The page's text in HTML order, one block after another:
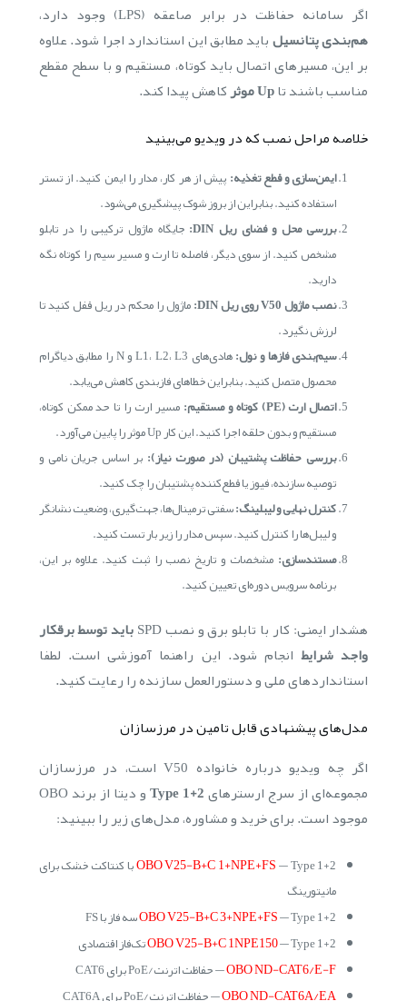
اگر سامانه حفاظت در برابر صاعقه (LPS) وجود دارد،
هم‌بندی پتانسیلباید مطابق این استاندارد اجرا شود. علاوه
بر این، مسیرهای اتصال باید کوتاه، مستقیم و با سطح مقطع
مناسب باشند تاUp موثر
کاهش پیدا کند.
خلاصه مراحل نصب که در ویدیو می‌بینید
ایمن‌سازی و قطع تغذیه:پیش از هر کار، مدار را ایمن کنید. از تستر
استفاده کنید. بنابراین از بروز شوک پیشگیری می‌شود.
بررسی محل و فضای ریل DIN:
جایگاه ماژول ترکیبی را در تابلو
مشخص کنید. از سوی دیگر، فاصله تا ارت و مسیر سیم را کوتاه نگه
دارید.
نصب ماژول V50 روی ریل DIN:
ماژول را محکم در ریل قفل کنید تا
لرزش نگیرد.
سیم‌بندی فازها و نول:
هادی‌های L1، L2، L3 و N را مطابق دیاگرام
محصول متصل کنید. بنابراین خطاهای فازبندی کاهش می‌یابد.
اتصال ارت (PE) کوتاه و مستقیم:
مسیر ارت را تا حد ممکن کوتاه،
مستقیم و بدون حلقه اجرا کنید. این کار Up موثر را پایین می‌آورد.
بررسی حفاظت پشتیبان (در صورت نیاز): بر اساس جریان نامی و
توصیه سازنده، فیوز یا قطع‌کننده پشتیبان را چک کنید.
کنترل نهایی و لیبلینگ:سفتی ترمینال‌ها، جهت‌گیری، وضعیت نشانگر
و لیبل‌ها را کنترل کنید. سپس مدار را زیر بار تست کنید.
مستندسازی: مشخصات و تاریخ نصب را ثبت کنید. علاوه بر این،
برنامه سرویس دوره‌ای تعیین کنید.
هشدار ایمنی: کار با تابلو برق و نصب SPD
باید توسط برقکار
واجد شرایطانجام شود. این راهنما آموزشی است. لطفا
استانداردهای ملی و دستورالعمل سازنده را رعایت کنید.
مدل‌های پیشنهادی قابل تامین در مرزسازان
اگر چه ویدیو درباره خانواده V50 است، در مرزسازان
مجموعه‌ای از سرج ارسترهایType 1+2
و دیتا از برند OBO
موجود است. برای خرید و مشاوره، مدل‌های زیر را ببینید:
OBO V25-B+C 1+NPE+FS— Type 1+2 با کنتاکت خشک برای
مانیتورینگ
OBO V25-B+C 3+NPE+FS— Type 1+2 سه فاز با FS
OBO V25-B+C 1NPE150— Type 1+2 تک‌فاز اقتصادی
OBO ND-CAT6/E-F— حفاظت اترنت/PoE برای CAT6
OBO ND-CAT6A/EA— حفاظت اترنت/PoE برای CAT6A